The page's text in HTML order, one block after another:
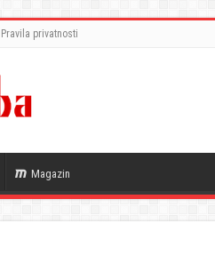
Pravila privatnosti
Magazin